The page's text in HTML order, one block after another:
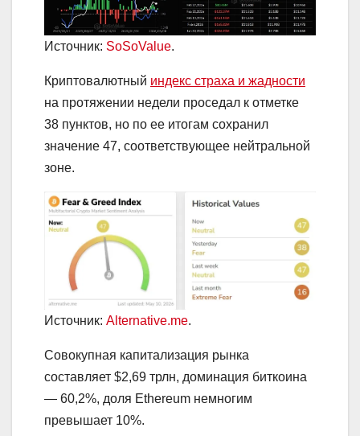
Источник: SoSoValue.
Криптовалютный индекс страха и жадности
на протяжении недели проседал к отметке
38 пунктов, но по ее итогам сохранил
значение 47, соответствующее нейтральной
зоне.
Источник: Alternative.me.
Совокупная капитализация рынка
составляет $2,69 трлн, доминация биткоина
— 60,2%, доля Ethereum немногим
превышает 10%.